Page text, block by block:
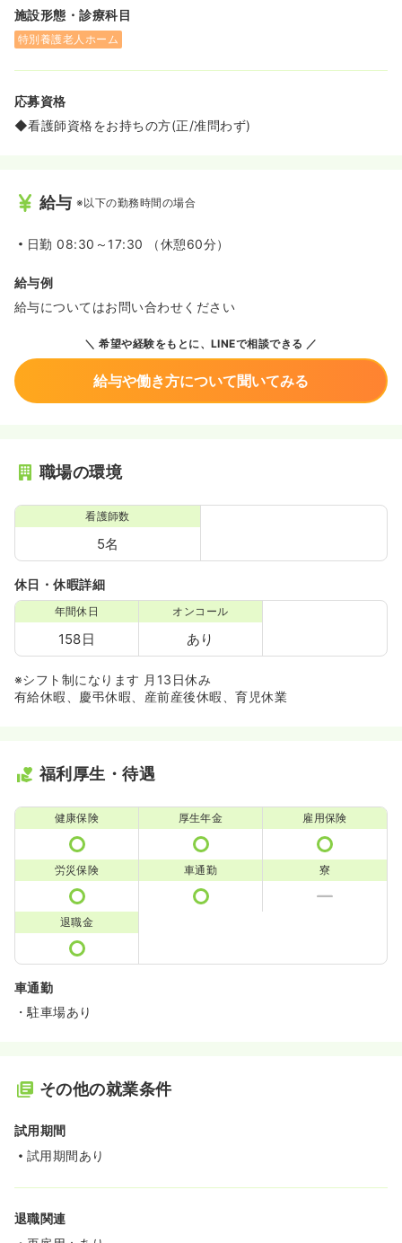
施設形態・診療科目
特別養護老人ホーム
応募資格
◆看護師資格をお持ちの方(正/准問わず)
給与 ※以下の勤務時間の場合
日勤 08:30～17:30 （休憩60分）
給与例
給与についてはお問い合わせください
希望や経験をもとに、LINEで相談できる
給与や働き方について聞いてみる
職場の環境
看護師数
5名
休日・休暇詳細
年間休日
158日
オンコール
あり
※シフト制になります 月13日休み
有給休暇、慶弔休暇、産前産後休暇、育児休業
福利厚生・待遇
健康保険 厚生年金 雇用保険
労災保険 車通勤 寮
退職金
車通勤
・駐車場あり
その他の就業条件
試用期間
試用期間あり
退職関連